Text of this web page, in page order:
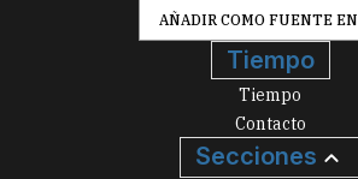
AÑADIR COMO FUENTE EN
Tiempo
Tiempo
Contacto
Secciones